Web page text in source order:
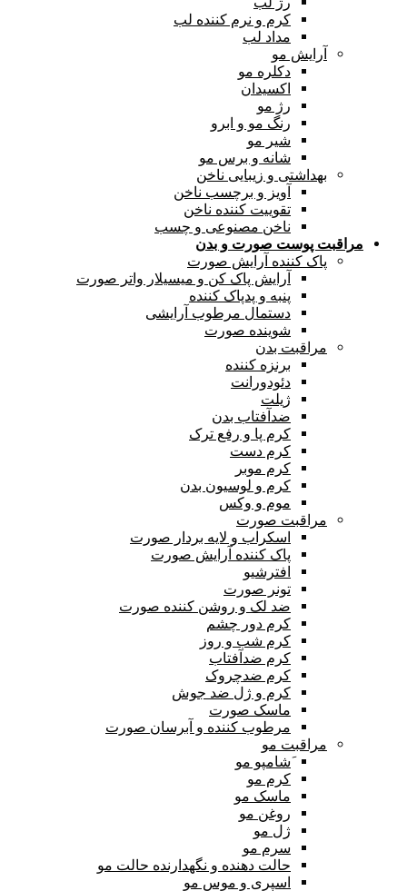
کرم و نرم کننده لب
مداد لب
آرایش مو
دکلره مو
اکسیدان
رژ مو
رنگ مو و ابرو
شیر مو
شانه و برس مو
بهداشتی و زیبایی ناخن
آویز و برچسب ناخن
تقوییت کننده ناخن
ناخن مصنوعی و چسب
مراقبت پوست صورت و بدن
پاک کننده آرایش صورت
آرایش پاک کن و میسیلار واتر صورت
پنبه و پدپاک کننده
دستمال مرطوب آرایشی
شوینده صورت
مراقبت بدن
برنزه کننده
دئودورانت
ژیلت
ضدآفتاب بدن
کرم پا و رفع ترک
کرم دست
کرم موبر
کرم و لوسیون بدن
موم و وکس
مراقبت صورت
اسکراب و لایه بردار صورت
پاک کننده آرایش صورت
افترشیو
تونر صورت
ضد لک و روشن کننده صورت
کرم دور چشم
کرم شب و روز
کرم ضدآفتاب
کرم ضدچروک
کرم و ژل ضد جوش
ماسک صورت
مرطوب کننده و آبرسان صورت
مراقبت مو
َشامپو مو
کرم مو
ماسک مو
روغن مو
ژل مو
سرم مو
حالت دهنده و نگهدارنده حالت مو
اسپری و موس مو